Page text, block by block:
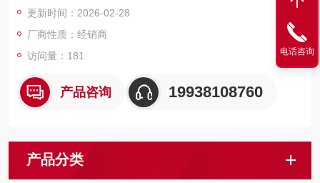
更新时间：2026-02-28
厂商性质：经销商
访问量：181
产品咨询 19938108760
产品分类
电话咨询